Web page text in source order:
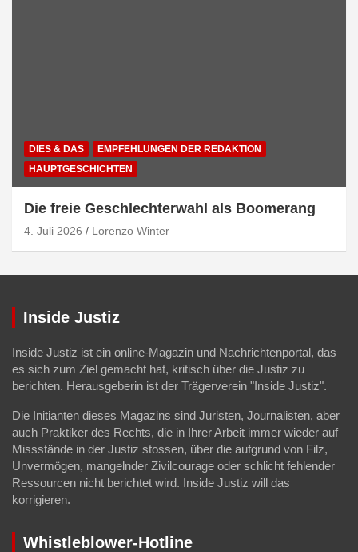
DIES & DAS
EMPFEHLUNGEN DER REDAKTION
HAUPTGESCHICHTEN
Die freie Geschlechterwahl als Boomerang
4. Juli 2026 Lorenzo Winter
Inside Justiz
Inside Justiz ist ein online-Magazin und Nachrichtenportal, das
es sich zum Ziel gemacht hat, kritisch über die Justiz zu
berichten. Herausgeberin ist der Trägerverein "Inside Justiz".
Die Initianten dieses Magazins sind Juristen, Journalisten, aber
auch Praktiker des Rechts, die in Ihrer Arbeit immer wieder auf
Missstände in der Justiz stossen, über die aufgrund von Filz,
Unvermögen, mangelnder Zivilcourage oder schlicht fehlender
Ressourcen nicht berichtet wird. Inside Justiz will das
korrigieren.
Whistleblower-Hotline